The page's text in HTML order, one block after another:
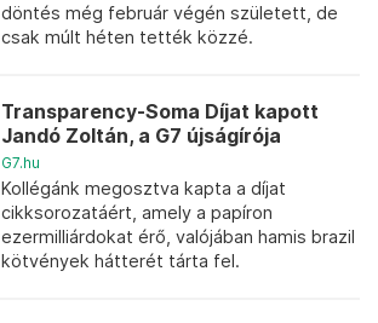
döntés még február végén született, de
csak múlt héten tették közzé.
Transparency-Soma Díjat kapott
Jandó Zoltán, a G7 újságírója
G7.hu
Kollégánk megosztva kapta a díjat
cikksorozatáért, amely a papíron
ezermilliárdokat érő, valójában hamis brazil
kötvények hátterét tárta fel.